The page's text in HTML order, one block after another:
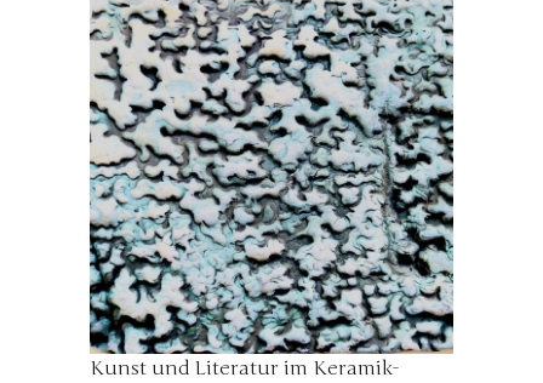
Kunst und Literatur im Keramik-